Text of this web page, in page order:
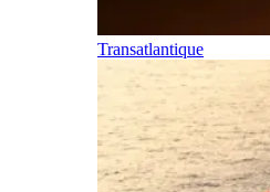
Transatlantique